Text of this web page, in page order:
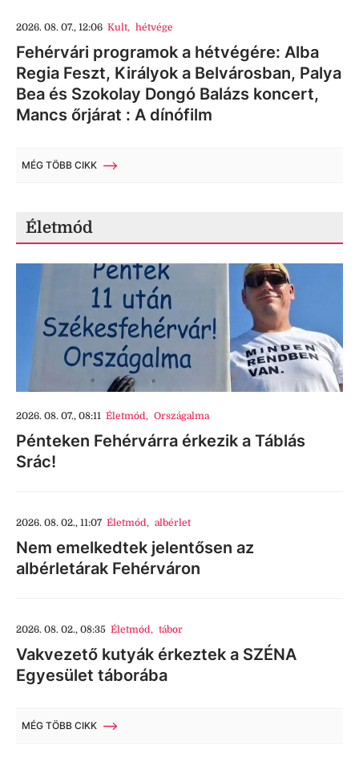
2026. 08. 07., 12:06 Kult, hétvége
Fehérvári programok a hétvégére: Alba
Regia Feszt, Királyok a Belvárosban, Palya
Bea és Szokolay Dongó Balázs koncert,
Mancs őrjárat : A dínófilm
MÉG TÖBB CIKK
Életmód
2026. 08. 07., 08:11 Életmód, Országalma
Pénteken Fehérvárra érkezik a Táblás
Srác!
2026. 08. 02., 11:07 Életmód, albérlet
Nem emelkedtek jelentősen az
albérletárak Fehérváron
2026. 08. 02., 08:35 Életmód, tábor
Vakvezető kutyák érkeztek a SZÉNA
Egyesület táborába
MÉG TÖBB CIKK